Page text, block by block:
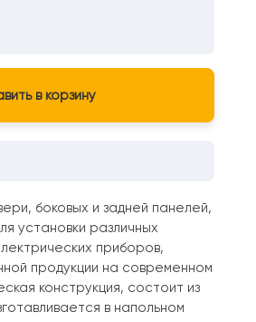
в корзину
боковых и задней панелей,
установки различных
приборов,
продукции на современном
конструкция, состоит из
в напольном